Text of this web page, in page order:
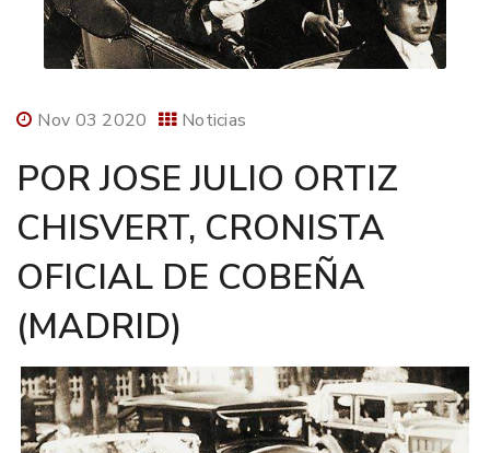
Nov 03 2020 Noticias
POR JOSE JULIO ORTIZ
CHISVERT, CRONISTA
OFICIAL DE COBEÑA
(MADRID)